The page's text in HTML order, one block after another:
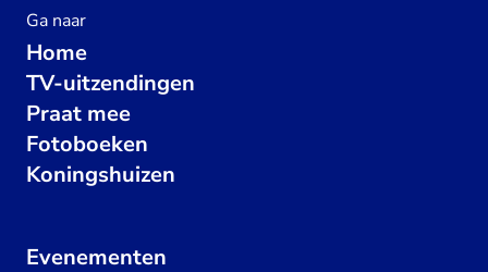
Ga naar
Home
TV-uitzendingen
Praat mee
Fotoboeken
Koningshuizen
Evenementen